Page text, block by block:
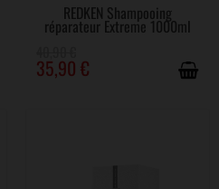
REDKEN Shampooing
réparateur Extreme 1000ml
35,90 €